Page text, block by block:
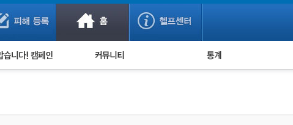
사기 예방했어요! 누적 피해사례 통계